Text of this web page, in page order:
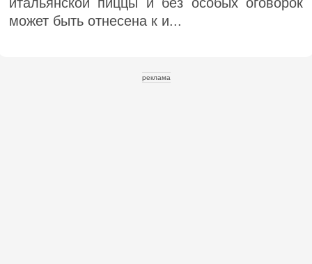
может быть отнесена к и...
реклама